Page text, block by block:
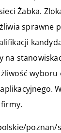
Żabka.
sprawne
poznan/